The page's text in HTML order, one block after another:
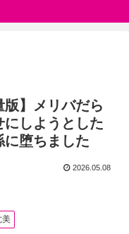
】メリバだら
しようとした
に堕ちました
2026.05.08
美